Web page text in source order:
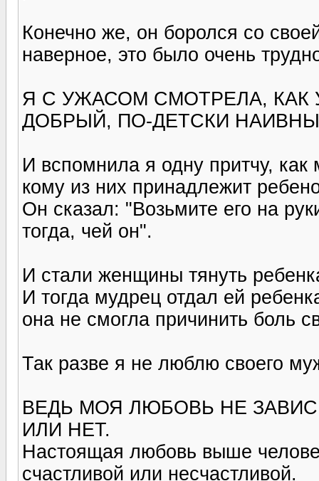
Конечно же, он боролся со
наверное, это было очень
Я С УЖАСОМ СМОТРЕЛА, КАК
ДОБРЫЙ, ПО-ДЕТСКИ
И вспомнила я одну притчу,
кому из них принадлежит
Он сказал: "Возьмите его на
тогда, чей он".
И стали женщины тянуть
И тогда мудрец отдал ей
она не смогла причинить
Так разве я не люблю своего
ВЕДЬ МОЯ ЛЮБОВЬ НЕ
ИЛИ НЕТ.
Настоящая любовь выше
счастливой или несчастливой.